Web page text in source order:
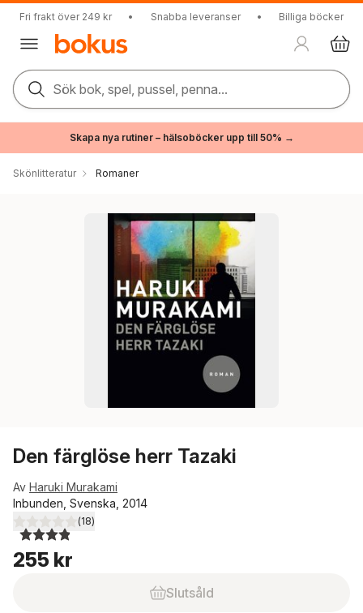
Fri frakt över 249 kr • Snabba leveranser • Billiga böcker
Sök bok, spel, pussel, penna...
Skapa nya rutiner – hälsoböcker upp till 50% →
Skönlitteratur Romaner
Den färglöse herr Tazaki
Av Haruki Murakami
Inbunden, Svenska, 2014
3,9utav 5 stjärnor. Totalt antal röster:
(18)
255 kr
Slutsåld